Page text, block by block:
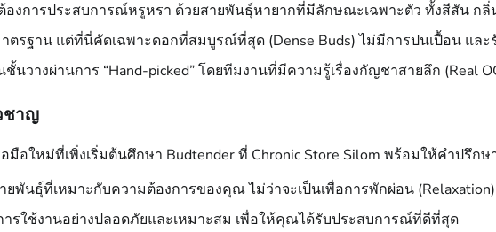
องการประสบการณ์หรูหรา ด้วยสายพันธุ์หายากที่มีลักษณะเฉพาะตัว ทั้งสีสัน กลิ่
าตรฐาน แต่ที่นี่คัดเฉพาะดอกที่สมบูรณ์ที่สุด (Dense Buds) ไม่มีการปนเปื้อน แล
นวางผ่านการ “Hand-picked” โดยทีมงานที่มีความรู้เรื่องกัญชาสายลึก (Real
ชาญ
อใหม่ที่เพิ่งเริ่มต้นศึกษา Budtender ที่ Chronic Store Silom พร้อมให้คำปรึกษ
ยพันธุ์ที่เหมาะกับความต้องการของคุณ ไม่ว่าจะเป็นเพื่อการพักผ่อน
ารใช้งานอย่างปลอดภัยและเหมาะสม เพื่อให้คุณได้รับประสบการณ์ที่ดีที่สุด